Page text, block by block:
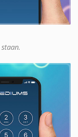
staan.